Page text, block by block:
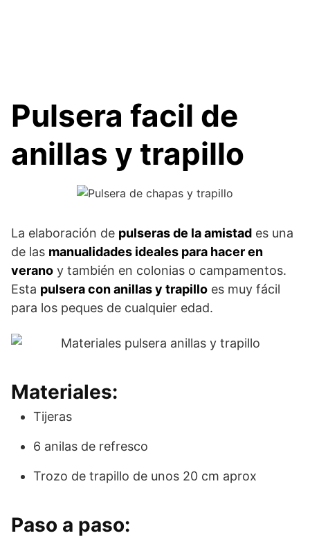
Pulsera facil de
anillas y trapillo
La elaboración de pulseras de la amistad es una
de las manualidades ideales para hacer en
verano y también en colonias o campamentos.
Esta pulsera con anillas y trapillo es muy fácil
para los peques de cualquier edad.
Materiales:
Tijeras
6 anilas de refresco
Trozo de trapillo de unos 20 cm aprox
Paso a paso: